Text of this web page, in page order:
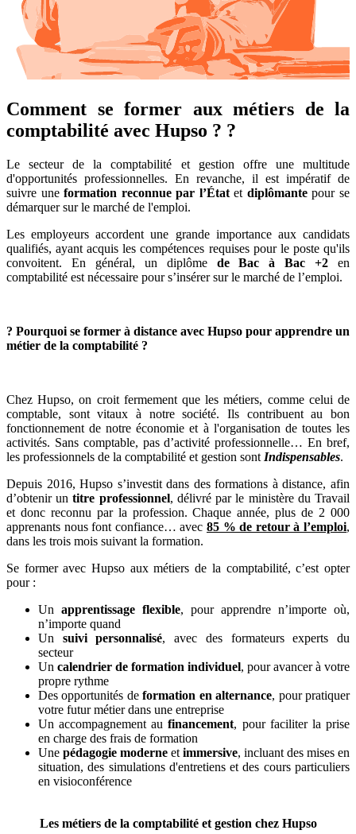
Comment se former aux métiers de la
comptabilité avec Hupso ? ?
Le secteur de la comptabilité et gestion offre une multitude
d'opportunités professionnelles. En revanche, il est impératif de
suivre uneformation reconnue par l’Étatet diplômantepour se
démarquer sur le marché de l'emploi.
Les employeurs accordent une grande importance aux candidats
qualifiés, ayant acquis les compétences requises pour le poste qu'ils
convoitent. En général, un diplôme de Bac à Bac +2 en
comptabilité est nécessaire pour s’insérer sur le marché de l’emploi.
? Pourquoi se former à distance avec Hupso pour apprendre un
métier de la comptabilité ?
Chez Hupso, on croit fermement que les métiers, comme celui de
comptable, sont vitaux à notre société. Ils contribuent au bon
fonctionnement de notre économie et à l'organisation de toutes les
activités. Sans comptable, pas d’activité professionnelle… En bref,
les professionnels de la comptabilité et gestion sont Indispensables.
Depuis 2016, Hupso s’investit dans des formations à distance, afin
d’obtenir untitre professionnel, délivré par le ministère du Travail
et donc reconnu par la profession. Chaque année, plus de 2 000
apprenants nous font confiance… avec 85 % de retour à l’emploi,
dans les trois mois suivant la formation.
Se former avec Hupso aux métiers de la comptabilité, c’est opter
pour :
Un apprentissage flexible, pour apprendre n’importe où,
n’importe quand
Un suivi personnalisé, avec des formateurs experts du
secteur
Un calendrier de formation individuel, pour avancer à votre
propre rythme
Des opportunités deformation en alternance, pour pratiquer
votre futur métier dans une entreprise
Un accompagnement aufinancement, pour faciliter la prise
en charge des frais de formation
Une pédagogie moderne et immersive, incluant des mises en
situation, des simulations d'entretiens et des cours particuliers
en visioconférence
Les métiers de la comptabilité et gestion chez Hupso